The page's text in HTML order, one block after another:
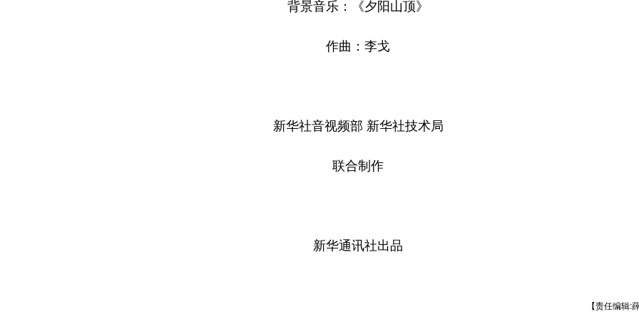
背景音乐：《夕阳山顶》
作曲：李戈
新华社音视频部 新华社技术局
联合制作
新华通讯社出品
【责任编辑: